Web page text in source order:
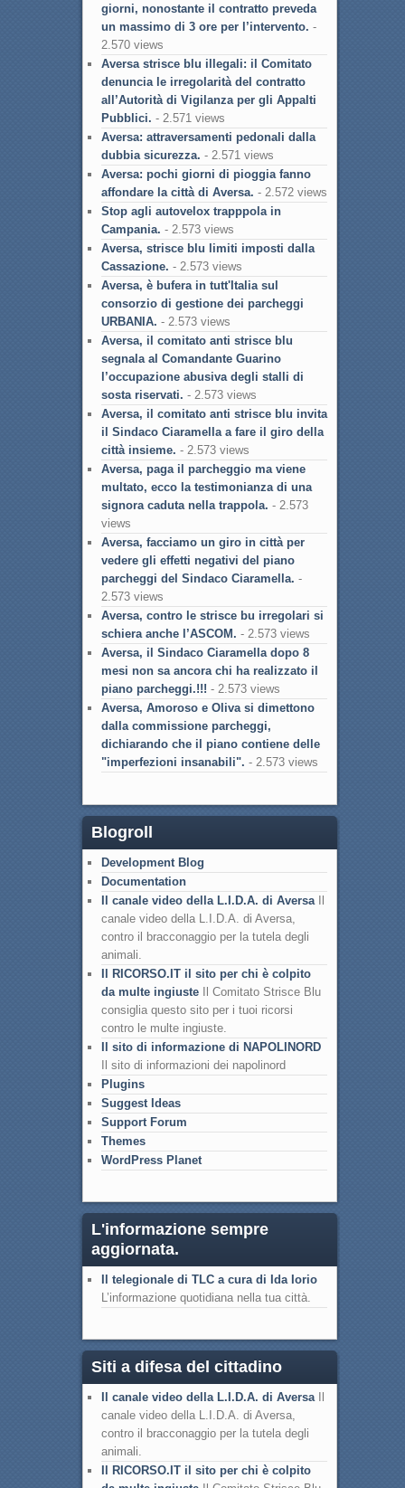
giorni, nonostante il contratto preveda
un massimo di 3 ore per l’intervento. -
2.570 views
Aversa strisce blu illegali: il Comitato
denuncia le irregolarità del contratto
all’Autorità di Vigilanza per gli Appalti
Pubblici. - 2.571 views
Aversa: attraversamenti pedonali dalla
dubbia sicurezza. - 2.571 views
Aversa: pochi giorni di pioggia fanno
affondare la città di Aversa. - 2.572 views
Stop agli autovelox trapppola in
Campania. - 2.573 views
Aversa, strisce blu limiti imposti dalla
Cassazione. - 2.573 views
Aversa, è bufera in tutt'Italia sul
consorzio di gestione dei parcheggi
URBANIA. - 2.573 views
Aversa, il comitato anti strisce blu
segnala al Comandante Guarino
l’occupazione abusiva degli stalli di
sosta riservati. - 2.573 views
Aversa, il comitato anti strisce blu invita
il Sindaco Ciaramella a fare il giro della
città insieme. - 2.573 views
Aversa, paga il parcheggio ma viene
multato, ecco la testimonianza di una
signora caduta nella trappola. - 2.573
views
Aversa, facciamo un giro in città per
vedere gli effetti negativi del piano
parcheggi del Sindaco Ciaramella. -
2.573 views
Aversa, contro le strisce bu irregolari si
schiera anche l’ASCOM. - 2.573 views
Aversa, il Sindaco Ciaramella dopo 8
mesi non sa ancora chi ha realizzato il
piano parcheggi.!!! - 2.573 views
Aversa, Amoroso e Oliva si dimettono
dalla commissione parcheggi,
dichiarando che il piano contiene delle
"imperfezioni insanabili". - 2.573 views
Blogroll
Development Blog
Documentation
Il canale video della L.I.D.A. di AversaIl
canale video della L.I.D.A. di Aversa,
contro il bracconaggio per la tutela degli
animali.
Il RICORSO.IT il sito per chi è colpito
da multe ingiusteIl Comitato Strisce Blu
consiglia questo sito per i tuoi ricorsi
contro le multe ingiuste.
Il sito di informazione di NAPOLINORD
Il sito di informazioni dei napolinord
Plugins
Suggest Ideas
Support Forum
Themes
WordPress Planet
L'informazione sempre
aggiornata.
Il telegionale di TLC a cura di Ida Iorio
L’informazione quotidiana nella tua città.
Siti a difesa del cittadino
Il canale video della L.I.D.A. di AversaIl
canale video della L.I.D.A. di Aversa,
contro il bracconaggio per la tutela degli
animali.
Il RICORSO.IT il sito per chi è colpito